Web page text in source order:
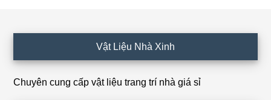
Vật Liệu Nhà Xinh
Chuyên cung cấp vật liệu trang trí nhà giá sỉ